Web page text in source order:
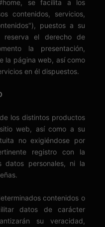
#home, se facilita a los
contenidos, servicios,
puestos a su
reserva el derecho de
la presentación,
la página web, así como
en él dispuestos.
los distintos productos
web, así como a su
no exigiéndose por
registro con la
datos personales, ni la
contenidos o
datos de carácter
su veracidad,